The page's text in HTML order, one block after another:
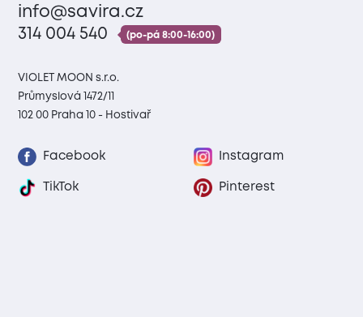
info@savira.cz
314 004 540
(po-pá 8:00-16:00)
VIOLET MOON s.r.o.
Průmyslová 1472/11
102 00 Praha 10 - Hostivař
Facebook Instagram
TikTok Pinterest